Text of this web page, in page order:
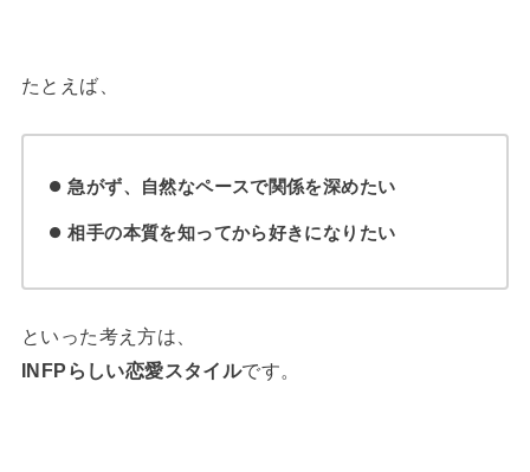
たとえば、
急がず、自然なペースで関係を深めたい
相手の本質を知ってから好きになりたい
といった考え方は、
INFPらしい恋愛スタイルです。